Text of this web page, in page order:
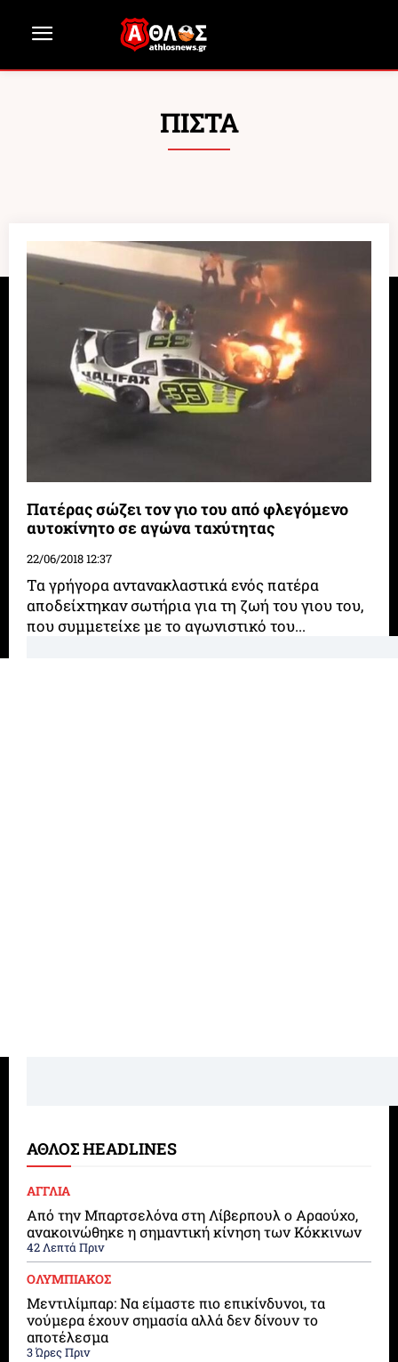
ΠΙΣΤΑ
Πατέρας σώζει τον γιο του από φλεγόμενο
αυτοκίνητο σε αγώνα ταχύτητας
22/06/2018 12:37
Τα γρήγορα αντανακλαστικά ενός πατέρα
αποδείχτηκαν σωτήρια για τη ζωή του γιου του,
που συμμετείχε με το αγωνιστικό του...
ΑΘΛΟΣ HEADLINES
ΑΓΓΛΙΑ
Από την Μπαρτσελόνα στη Λίβερπουλ ο Αραούχο,
ανακοινώθηκε η σημαντική κίνηση των Κόκκινων
42 Λεπτά Πριν
ΟΛΥΜΠΙΑΚΟΣ
Μεντιλίμπαρ: Να είμαστε πιο επικίνδυνοι, τα
νούμερα έχουν σημασία αλλά δεν δίνουν το
αποτέλεσμα
3 Ώρες Πριν